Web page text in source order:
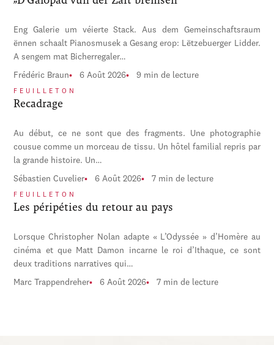
Eng Galerie um véierte Stack. Aus dem Gemeinschaftsraum
ënnen schaalt Pianosmusek a Gesang erop: Lëtzebuerger Lidder.
A sengem mat Bicherregaler…
Frédéric Braun 6 Août 2026 9 min de lecture
FEUILLETON
Recadrage
Au début, ce ne sont que des fragments. Une photographie
cousue comme un morceau de tissu. Un hôtel familial repris par
la grande histoire. Un…
Sébastien Cuvelier 6 Août 2026 7 min de lecture
FEUILLETON
Les péripéties du retour au pays
Lorsque Christopher Nolan adapte « L’Odyssée » d’Homère au
cinéma et que Matt Damon incarne le roi d’Ithaque, ce sont
deux traditions narratives qui…
Marc Trappendreher 6 Août 2026 7 min de lecture